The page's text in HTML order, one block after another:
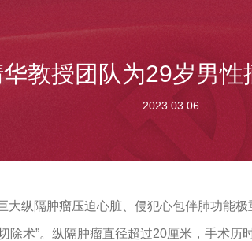
教授团队为29岁男
2023.03.06
纵隔肿瘤压迫心脏、侵犯心包伴肺功能
术”。纵隔肿瘤直径超过20厘米，手术历